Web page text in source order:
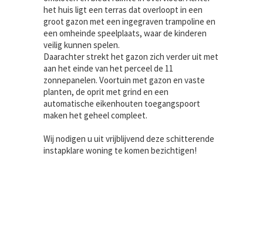
het huis ligt een terras dat overloopt in een
groot gazon met een ingegraven trampoline en
een omheinde speelplaats, waar de kinderen
veilig kunnen spelen.
Daarachter strekt het gazon zich verder uit met
aan het einde van het perceel de 11
zonnepanelen. Voortuin met gazon en vaste
planten, de oprit met grind en een
automatische eikenhouten toegangspoort
maken het geheel compleet.
Wij nodigen u uit vrijblijvend deze schitterende
instapklare woning te komen bezichtigen!